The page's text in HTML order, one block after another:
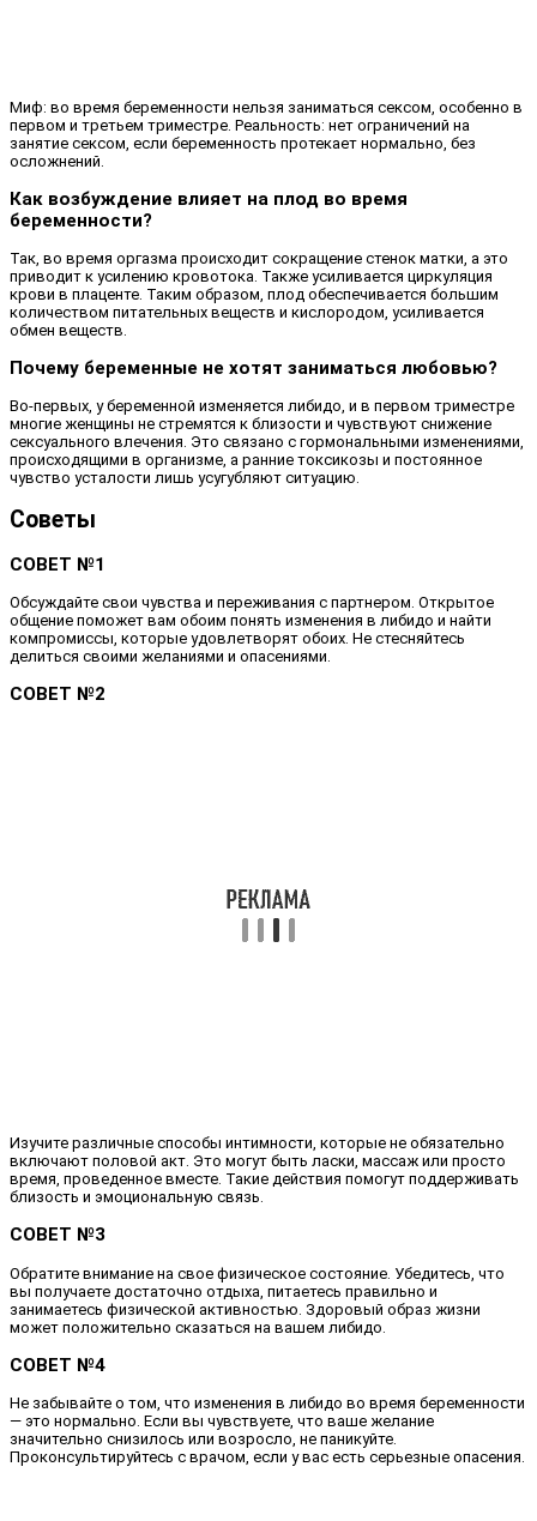
Миф: во время беременности нельзя заниматься сексом, особенно в
первом и третьем триместре. Реальность: нет ограничений на
занятие сексом, если беременность протекает нормально, без
осложнений.
Как возбуждение влияет на плод во время
беременности?
Так, во время оргазма происходит сокращение стенок матки, а это
приводит к усилению кровотока. Также усиливается циркуляция
крови в плаценте. Таким образом, плод обеспечивается большим
количеством питательных веществ и кислородом, усиливается
обмен веществ.
Почему беременные не хотят заниматься любовью?
Во-первых, у беременной изменяется либидо, и в первом триместре
многие женщины не стремятся к близости и чувствуют снижение
сексуального влечения. Это связано с гормональными изменениями,
происходящими в организме, а ранние токсикозы и постоянное
чувство усталости лишь усугубляют ситуацию.
Советы
СОВЕТ №1
Обсуждайте свои чувства и переживания с партнером. Открытое
общение поможет вам обоим понять изменения в либидо и найти
компромиссы, которые удовлетворят обоих. Не стесняйтесь
делиться своими желаниями и опасениями.
СОВЕТ №2
Изучите различные способы интимности, которые не обязательно
включают половой акт. Это могут быть ласки, массаж или просто
время, проведенное вместе. Такие действия помогут поддерживать
близость и эмоциональную связь.
СОВЕТ №3
Обратите внимание на свое физическое состояние. Убедитесь, что
вы получаете достаточно отдыха, питаетесь правильно и
занимаетесь физической активностью. Здоровый образ жизни
может положительно сказаться на вашем либидо.
СОВЕТ №4
Не забывайте о том, что изменения в либидо во время беременности
— это нормально. Если вы чувствуете, что ваше желание
значительно снизилось или возросло, не паникуйте.
Проконсультируйтесь с врачом, если у вас есть серьезные опасения.